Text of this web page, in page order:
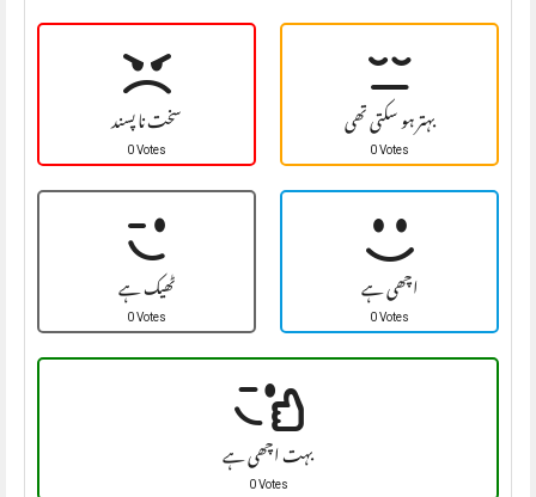
سخت نا پسند
0 Votes بہتر ہو سکتی تھی
0 Votes
ٹھیک ہے
0 Votes اچھی ہے
0 Votes
بہت اچھی ہے
0 Votes